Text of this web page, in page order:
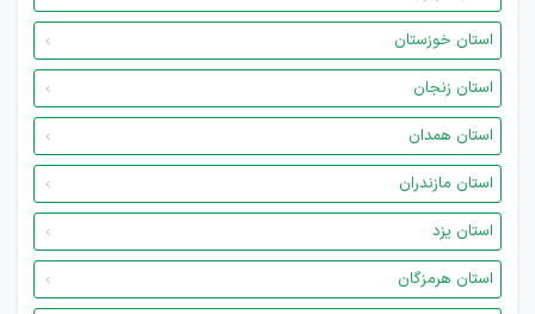
استان خوزستان
استان زنجان
استان همدان
استان مازندران
استان یزد
استان هرمزگان